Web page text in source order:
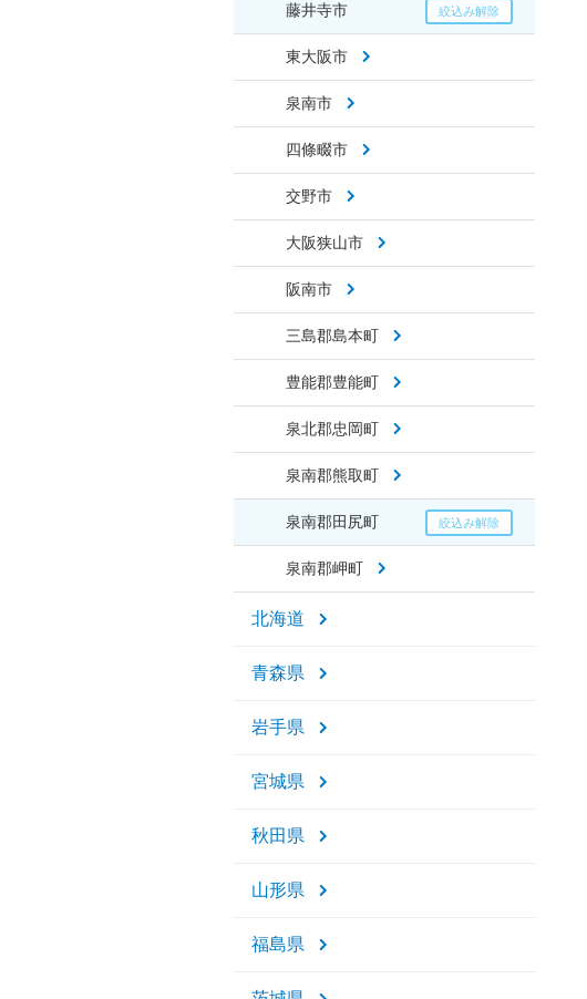
藤井寺市
東大阪市
泉南市
四條畷市
交野市
大阪狭山市
阪南市
三島郡島本町
豊能郡豊能町
泉北郡忠岡町
泉南郡熊取町
泉南郡田尻町
泉南郡岬町
北海道
青森県
岩手県
宮城県
秋田県
山形県
福島県